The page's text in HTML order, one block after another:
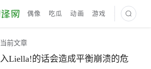
偶像 吃瓜 动画 游戏 最新译文
当前文章
Liella!的话会造成平衡崩溃的危